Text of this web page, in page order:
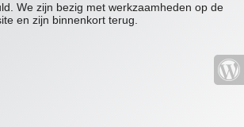
We zijn bezig met werkzaamheden op de
en zijn binnenkort terug.